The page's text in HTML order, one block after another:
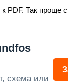
PDF. Так проще
схема или